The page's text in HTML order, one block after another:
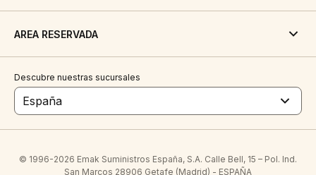
AREA RESERVADA
Descubre nuestras sucursales
España
© 1996-2026 Emak Suministros España, S.A. Calle Bell, 15 – Pol. Ind.
San Marcos 28906 Getafe (Madrid) - ESPAÑA